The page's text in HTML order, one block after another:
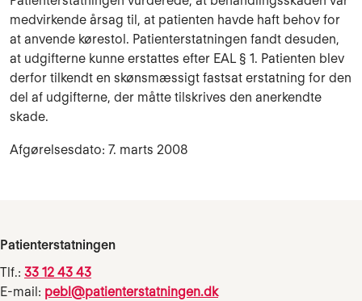
medvirkende årsag til, at patienten havde haft behov for
at anvende kørestol. Patienterstatningen fandt desuden,
at udgifterne kunne erstattes efter EAL § 1. Patienten blev
derfor tilkendt en skønsmæssigt fastsat erstatning for den
del af udgifterne, der måtte tilskrives den anerkendte
skade.
Afgørelsesdato: 7. marts 2008
Patienterstatningen
Tlf.: 33 12 43 43
E-mail: pebl@patienterstatningen.dk